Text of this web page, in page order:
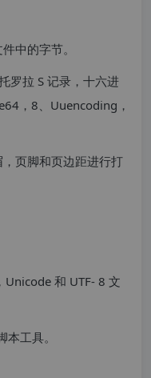
中的字节。
罗拉 S 记录，十六进
，8、Uuencoding，
页脚和页边距进行打
和 UTF- 8 文
工具。